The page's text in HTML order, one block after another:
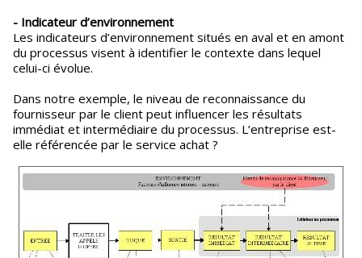
- Indicateur d’environnement
Les indicateurs d’environnement situés en aval et en amont
du processus visent à identifier le contexte dans lequel
celui-ci évolue.
Dans notre exemple, le niveau de reconnaissance du
fournisseur par le client peut influencer les résultats
immédiat et intermédiaire du processus. L’entreprise est-
elle référencée par le service achat ?